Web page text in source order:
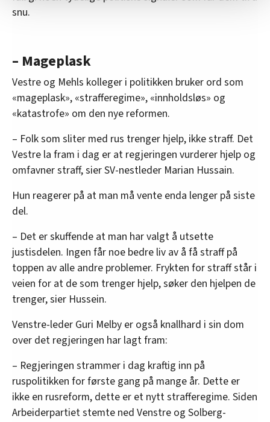
Vi deler bare informasjon om hvordan du bruker
snu.
– Mageplask
Vestre og Mehls kolleger i politikken bruker ord som
«mageplask», «strafferegime», «innholdsløs» og
«katastrofe» om den nye reformen.
– Folk som sliter med rus trenger hjelp, ikke straff. Det
Vestre la fram i dag er at regjeringen vurderer hjelp og
omfavner straff, sier SV-nestleder Marian Hussain.
Hun reagerer på at man må vente enda lenger på siste
del.
– Det er skuffende at man har valgt å utsette
justisdelen. Ingen får noe bedre liv av å få straff på
toppen av alle andre problemer. Frykten for straff står i
veien for at de som trenger hjelp, søker den hjelpen de
trenger, sier Hussein.
Venstre-leder Guri Melby er også knallhard i sin dom
over det regjeringen har lagt fram:
– Regjeringen strammer i dag kraftig inn på
ruspolitikken for første gang på mange år. Dette er
ikke en rusreform, dette er et nytt strafferegime. Siden
Arbeiderpartiet stemte ned Venstre og Solberg-